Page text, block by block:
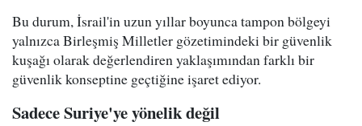
Bu durum, İsrail'in uzun yıllar boyunca tampon bölgeyi
yalnızca Birleşmiş Milletler gözetimindeki bir güvenlik
kuşağı olarak değerlendiren yaklaşımından farklı bir
güvenlik konseptine geçtiğine işaret ediyor.
Sadece Suriye'ye yönelik değil